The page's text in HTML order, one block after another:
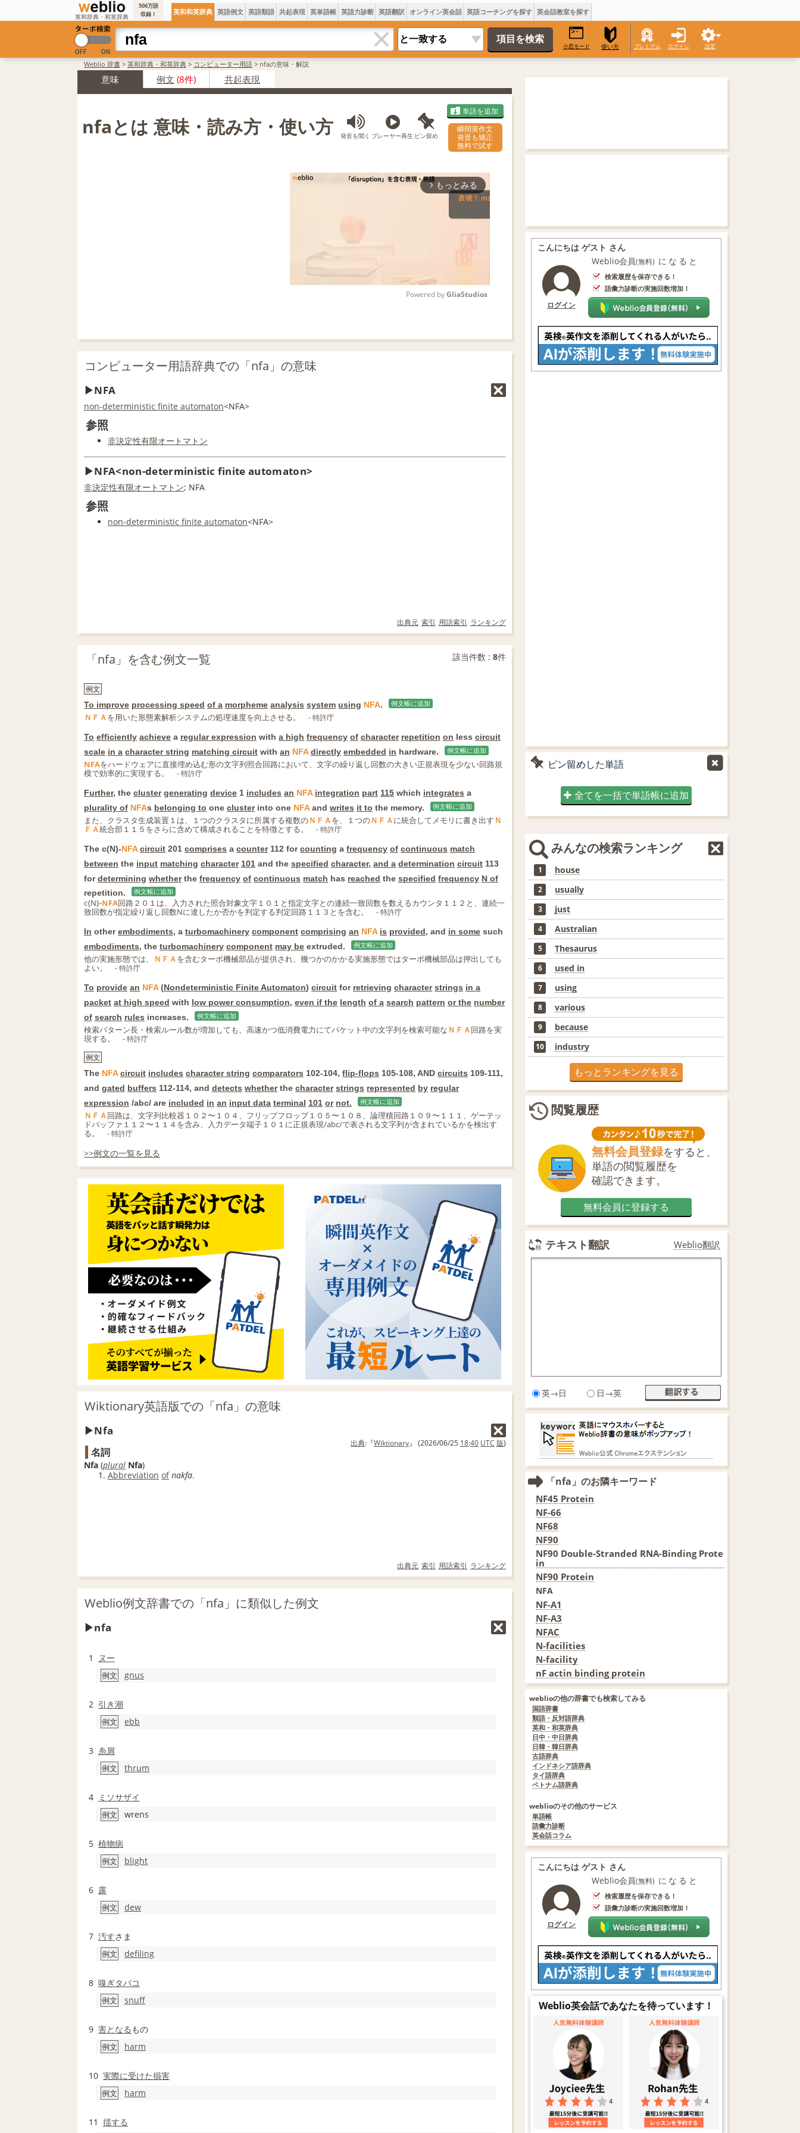
英和辞典・和英辞典
506万語
収録！
英和和英辞典 英語例文 英語類語 共起表現 英単語帳 英語力診断 英語翻訳 オンライン英会話 英語コーチングを探す 英会話教室を探す
小窓モード 使い方 プレミアム ログイン 設定
Weblio 辞書 > 英和辞典・和英辞典 > コンピューター用語 > nfaの意味・解説
意味 例文 (8件) 共起表現
nfaとは 意味・読み方・使い方 発音を聞く プレーヤー再生 ピン留め
単語を追加
瞬間英作文
発音も矯正
無料で試す
arrow_forward_ios もっとみる
Powered by GliaStudios
コンピューター用語辞典での「nfa」の意味
NFA
non-deterministic finite automaton<NFA>
参照
非決定性有限オートマトン
NFA<non-deterministic finite automaton>
非決定性有限オートマトン; NFA
参照
non-deterministic finite automaton<NFA>
出典元 索引 用語索引 ランキング
「nfa」を含む例文一覧 該当件数 : 8件
例文
To improve processing speed of a morpheme analysis system using NFA. 例文帳に追加
ＮＦＡを用いた形態素解析システムの処理速度を向上させる。 - 特許庁
To efficiently achieve a regular expression with a high frequency of character repetition on less circuit
scale in a character string matching circuit with an NFA directly embedded in hardware. 例文帳に追加
NFAをハードウェアに直接埋め込む形の文字列照合回路において、文字の繰り返し回数の大きい正規表現を少ない回路規
模で効率的に実現する。
- 特許庁
Further, the cluster generating device 1 includes an NFA integration part 115 which integrates a
plurality of NFAs belonging to one clusterinto one NFAand writes it to the memory. 例文帳に追加
また、クラスタ生成装置１は、１つのクラスタに所属する複数のＮＦＡを、１つのＮＦＡに統合してメモリに書き出す Ｎ
ＦＡ統合部１１５をさらに含めて構成されることを特徴とする。 - 特許庁
The c(N)-NFA circuit 201 comprises a counter112 forcounting a frequency of continuous match
between the input matching character 101 and the specified character, and a determination circuit 113
fordetermining whetherthe frequency of continuous match has reached the specified frequency N of
repetition.
例文帳に追加
c{N}-NFA回路２０１は、入力された照合対象文字１０１と指定文字との連続一致回数を数えるカウンタ１１２と、連続一
致回数が指定繰り返し回数Nに達したか否かを判定する判定回路１１３とを含む。
- 特許庁
In otherembodiments, a turbomachinery component comprising an NFA is provided, and in some such
embodiments, the turbomachinery component may be extruded. 例文帳に追加
他の実施形態では、 ＮＦＡを含むターボ機械部品が提供され、幾つかのかかる実施形態ではターボ機械部品は押出しても
よい。
- 特許庁
To provide an NFA(Nondeterministic Finite Automaton) circuit for retrieving character strings in a
packet at high speed with low power consumption, even if the length of a search pattern or the number
of search rules increases. 例文帳に追加
検索パターン長・検索ルール数が増加しても、高速かつ低消費電力にてパケット中の文字列を検索可能な ＮＦＡ回路を実
現する。
- 特許庁
例文
The NFA circuit includes character string comparators 102-104, flip-flops 105-108, AND circuits 109-111,
and gated buffers 112-114, and detects whetherthe character strings represented by regular
expression /abc/ are included in an input data terminal 101 or not. 例文帳に追加
ＮＦＡ回路は、文字列比較器１０２〜１０４、フリップフロップ１０５〜１０８、論理積回路１０９〜１１１、ゲーテッ
ドバッファ１１２〜１１４を含み、入力データ端子１０１に正規表現/abc/で表される文字列が含まれているかを検出す
る。
- 特許庁
>>例文の一覧を見る
Wiktionary英語版での「nfa」の意味
Nfa
出典:『Wiktionary』 (2026/06/25 18:40 UTC 版)
名詞
Nfa (plural Nfa)
Abbreviation of nakfa.
出典元 索引 用語索引 ランキング
Weblio例文辞書での「nfa」に類似した例文
nfa
1 ヌー
例文 gnus
2 引き潮
例文 ebb
3 糸屑
例文 thrum
4 ミソサザイ
例文 wrens
5 植物病
例文 blight
6 露
例文 dew
7 汚すさま
例文 defiling
8 嗅ぎタバコ
例文 snuff
9 害となる もの
例文 harm
10 実際に受けた損害
例文 harm
11 揺する
こんにちは ゲスト さん
ログイン
Weblio会員(無料) になると
検索履歴を保存できる！
語彙力診断の実施回数増加！
ピン留めした単語
全てを一括で単語帳に追加
みんなの検索ランキング
1 house
2 usually
3 just
4 Australian
5 Thesaurus
6 used in
7 using
8 various
9 because
10 industry
もっとランキングを見る
閲覧履歴
無料会員登録をすると、
単語の閲覧履歴を
確認できます。
無料会員に登録する
テキスト翻訳 Weblio翻訳
英→日 日→英
「nfa」のお隣キーワード
NF45 Protein
NF-66
NF68
NF90
NF90 Double-Stranded RNA-Binding Prote
in
NF90 Protein
NFA
NF-A1
NF-A3
NFAC
N-facilities
N-facility
nF actin binding protein
weblioの他の辞書でも検索してみる
国語辞書
類語・反対語辞典
英和・和英辞典
日中・中日辞典
日韓・韓日辞典
古語辞典
インドネシア語辞典
タイ語辞典
ベトナム語辞典
weblioのその他のサービス
単語帳
語彙力診断
英会話コラム
こんにちは ゲスト さん
ログイン
Weblio会員(無料) になると
検索履歴を保存できる！
語彙力診断の実施回数増加！
Weblio英会話であなたを待っています！